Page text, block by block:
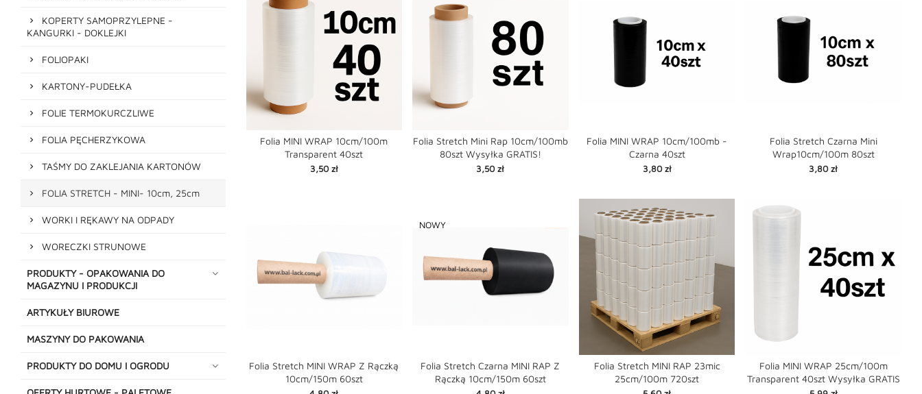
KOPERTY SAMOPRZYLEPNE -
KANGURKI - DOKLEJKI
FOLIOPAKI
KARTONY-PUDEŁKA
FOLIE TERMOKURCZLIWE
FOLIA PĘCHERZYKOWA
TAŚMY DO ZAKLEJANIA KARTONÓW
FOLIA STRETCH - MINI- 10cm, 25cm
WORKI I RĘKAWY NA ODPADY
WORECZKI STRUNOWE
PRODUKTY - OPAKOWANIA DO
MAGAZYNU I PRODUKCJI
ARTYKUŁY BIUROWE
MASZYNY DO PAKOWANIA
PRODUKTY DO DOMU I OGRODU
Folia MINI WRAP 10cm/100m
Transparent 40szt
Cena
3,50 zł
Folia Stretch Mini Rap 10cm/100mb
80szt Wysyłka GRATIS!
Cena
3,50 zł
Folia MINI WRAP 10cm/100mb -
Czarna 40szt
Cena
3,80 zł
Folia Stretch Czarna Mini
Wrap10cm/100m 80szt
Cena
3,80 zł
Folia Stretch MINI WRAP Z Rączką
10cm/150m 60szt
NOWY
Folia Stretch Czarna MINI RAP Z
Rączką 10cm/150m 60szt
Folia Stretch MINI RAP 23mic
25cm/100m 720szt
Folia MINI WRAP 25cm/100m
Transparent 40szt Wysyłka GRATIS